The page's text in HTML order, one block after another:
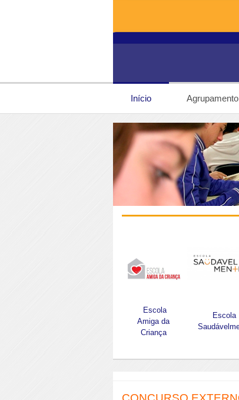
Início Agrupamento
Escola
Amiga da
Criança
Escola